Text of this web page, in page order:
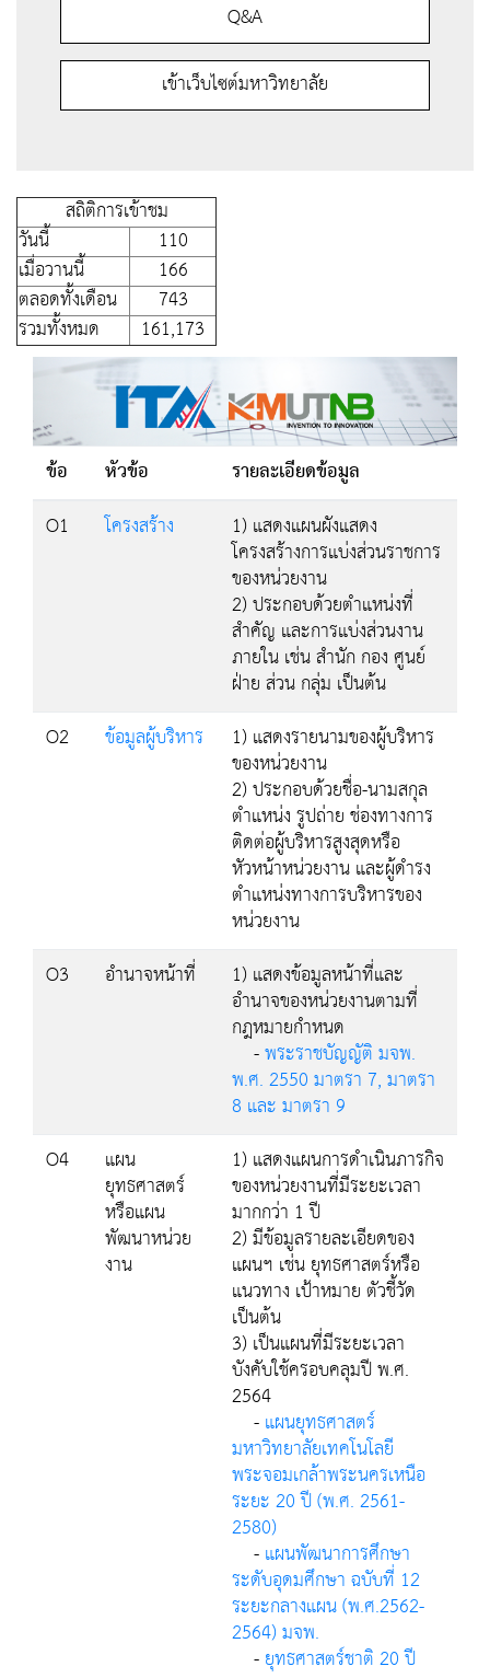
Q&A
เข้าเว็บไซต์มหาวิทยาลัย
สถิติการเข้าชม
วันนี้
110
เมื่อวานนี้
166
ตลอดทั้งเดือน
743
รวมทั้งหมด
161,173
ข้อ หัวข้อ รายละเอียดข้อมูล
O1 โครงสร้าง 1) แสดงแผนผังแสดง
โครงสร้างการแบ่งส่วนราชการ
ของหน่วยงาน
2) ประกอบด้วยตำแหน่งที่
สำคัญ และการแบ่งส่วนงาน
ภายใน เช่น สำนัก กอง ศูนย์
ฝ่าย ส่วน กลุ่ม เป็นต้น
O2
ข้อมูลผู้บริหาร 1) แสดงรายนามของผู้บริหาร
ของหน่วยงาน
2) ประกอบด้วยชื่อ-นามสกุล
ตำแหน่ง รูปถ่าย ช่องทางการ
ติดต่อผู้บริหารสูงสุดหรือ
หัวหน้าหน่วยงาน และผู้ดำรง
ตำแหน่งทางการบริหารของ
หน่วยงาน
O3
อำนาจหน้าที่ 1) แสดงข้อมูลหน้าที่และ
อำนาจของหน่วยงานตามที่
กฎหมายกำหนด
-พระราชบัญญัติ มจพ.
พ.ศ. 2550 มาตรา 7, มาตรา
8 และ มาตรา 9
O4
แผน
ยุทธศาสตร์
หรือแผน
พัฒนาหน่วย
งาน
1) แสดงแผนการดำเนินภารกิจ
ของหน่วยงานที่มีระยะเวลา
มากกว่า 1 ปี
2) มีข้อมูลรายละเอียดของ
แผนฯ เช่น ยุทธศาสตร์หรือ
แนวทาง เป้าหมาย ตัวชี้วัด
เป็นต้น
3) เป็นแผนที่มีระยะเวลา
บังคับใช้ครอบคลุมปี พ.ศ.
2564
-แผนยุทธศาสตร์
มหาวิทยาลัยเทคโนโลยี
พระจอมเกล้าพระนครเหนือ
ระยะ 20 ปี (พ.ศ. 2561-
2580)
-แผนพัฒนาการศึกษา
ระดับอุดมศึกษา ฉบับที่ 12
ระยะกลางแผน (พ.ศ.2562-
2564) มจพ.
-ยุทธศาสตร์ชาติ 20 ปี